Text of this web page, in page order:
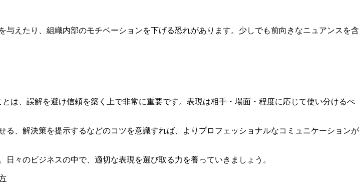
えたり、組織内部のモチベーションを下げる恐れがあります。少しでも前向きなニュアンスを含
は、誤解を避け信頼を築く上で非常に重要です。表現は相手・場面・程度に応じて使い分けるべ
、解決策を提示するなどのコツを意識すれば、よりプロフェッショナルなコミュニケーションが
々のビジネスの中で、適切な表現を選び取る力を養っていきましょう。